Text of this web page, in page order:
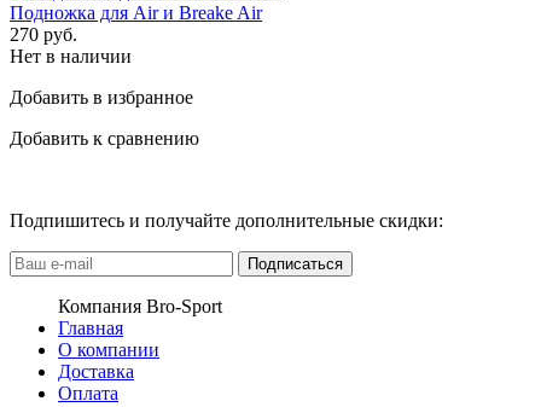
Подножка для Air и Breake Air
270 руб.
Нет в наличии
Добавить в избранное
Добавить к сравнению
Подпишитесь и получайте дополнительные скидки:
Подписаться
Компания Bro-Sport
Главная
О компании
Доставка
Оплата